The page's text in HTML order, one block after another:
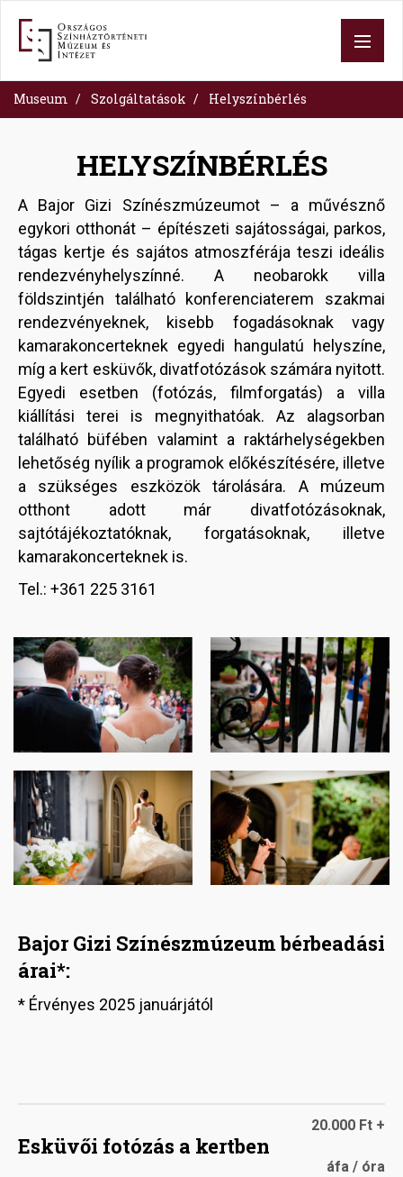
content
Museum Szolgáltatások Helyszínbérlés
HELYSZÍNBÉRLÉS
A Bajor Gizi Színészmúzeumot – a művésznő
egykori otthonát – építészeti sajátosságai, parkos,
tágas kertje és sajátos atmoszférája teszi ideális
rendezvényhelyszínné. A neobarokk villa
földszintjén található konferenciaterem szakmai
rendezvényeknek, kisebb fogadásoknak vagy
kamarakoncerteknek egyedi hangulatú helyszíne,
míg a kert esküvők, divatfotózások számára nyitott.
Egyedi esetben (fotózás, filmforgatás) a villa
kiállítási terei is megnyithatóak. Az alagsorban
található büfében valamint a raktárhelységekben
lehetőség nyílik a programok előkészítésére, illetve
a szükséges eszközök tárolására. A múzeum
otthont adott már divatfotózásoknak,
sajtótájékoztatóknak, forgatásoknak, illetve
kamarakoncerteknek is.
Tel.: +361 225 3161
Image Image
Image Image
Bajor Gizi Színészmúzeum bérbeadási
árai*:
* Érvényes 2025 januárjától
Esküvői fotózás a kertben
20.000 Ft +
áfa / óra